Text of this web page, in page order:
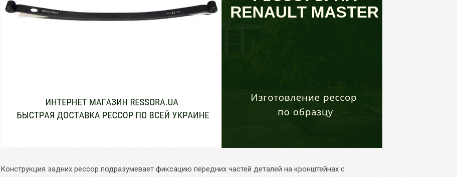
Конструкция задних рессор подразумевает фиксацию передних частей деталей на кронштейнах с